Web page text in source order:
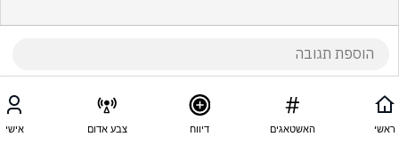
ראשי האשטאגים דיווח צבע אדום אישי